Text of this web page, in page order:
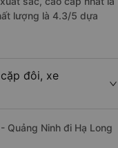
lượng là 4.3/5 dựa
đôi, xe
Quảng Ninh đi Hạ Long